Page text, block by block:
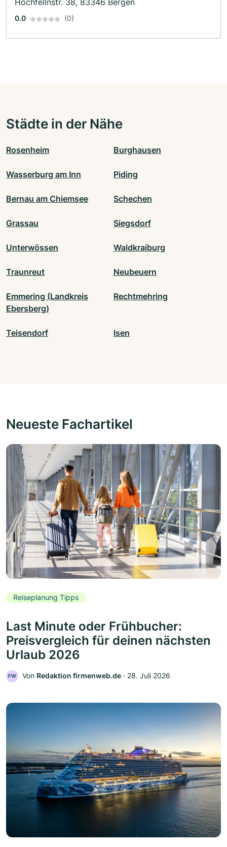
Hochfellnstr. 38, 83346 Bergen
0.0 (0)
Städte in der Nähe
Rosenheim Burghausen
Wasserburg am Inn Piding
Bernau am Chiemsee Schechen
Grassau Siegsdorf
Unterwössen Waldkraiburg
Traunreut Neubeuern
Emmering (Landkreis
Ebersberg)
Rechtmehring
Teisendorf Isen
Neueste Fachartikel
Reiseplanung Tipps
Last Minute oder Frühbucher:
Preisvergleich für deinen nächsten
Urlaub 2026
FW Von Redaktion firmenweb.de ‧ 28. Juli 2026